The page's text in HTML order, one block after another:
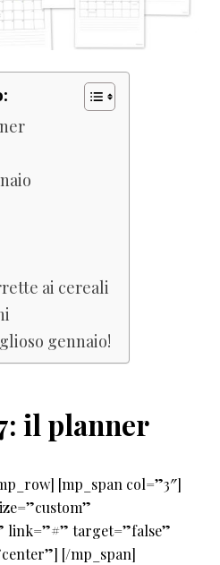
ai cereali
gennaio!
il planner
[mp_span col=”3″]
link=”#” target=”false”
[/mp_span]